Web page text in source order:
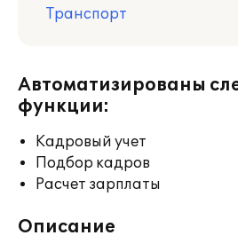
Транспорт
Автоматизированы
функции:
Кадровый учет
Подбор кадров
Расчет зарплаты
Описание